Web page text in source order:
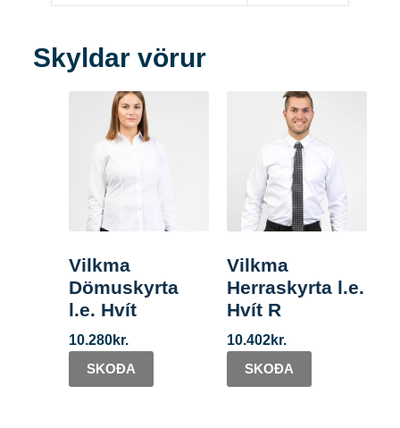
Skyldar vörur
Vilkma
Dömuskyrta
l.e. Hvít
10.280kr.
SKOÐA
Vilkma
Herraskyrta l.e.
Hvít R
10.402kr.
SKOÐA